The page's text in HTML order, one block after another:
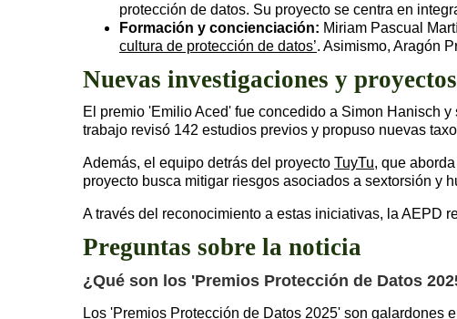
protección de datos. Su proyecto se centra en
Formación y concienciación: Miriam Pascual
cultura de protección de datos’. Asimismo, Aragón
Nuevas investigaciones y
El premio 'Emilio Aced' fue concedido a Simon Hanisch
trabajo revisó 142 estudios previos y propuso nuevas
Además, el equipo detrás del proyecto TuyTu, que
proyecto busca mitigar riesgos asociados a sextorsión y
A través del reconocimiento a estas iniciativas, la AEPD
Preguntas sobre la noticia
¿Qué son los 'Premios Protección de Datos
Los 'Premios Protección de Datos 2025' son